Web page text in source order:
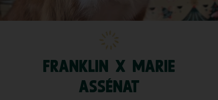
FRANKLIN X MARIE
ASSÉNAT